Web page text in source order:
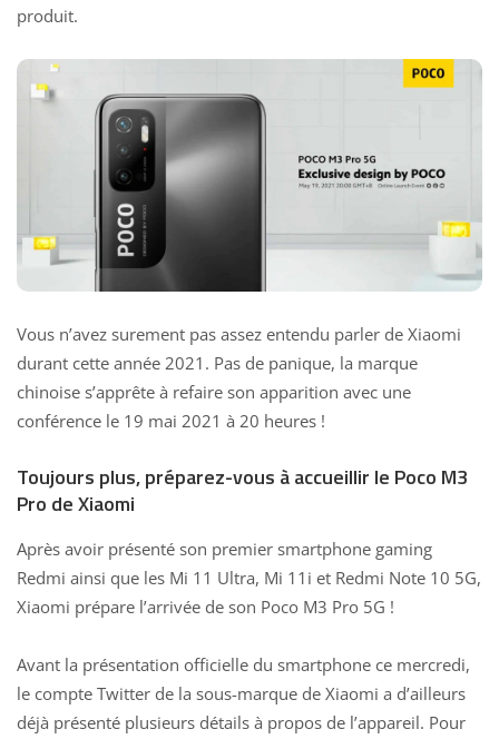
produit.
Vous n’avez surement pas assez entendu parler de Xiaomi
durant cette année 2021. Pas de panique, la marque
chinoise s’apprête à refaire son apparition avec une
conférence le 19 mai 2021 à 20 heures !
Toujours plus, préparez-vous à accueillir le Poco M3
Pro de Xiaomi
Après avoir présenté son premier smartphone gaming
Redmi ainsi que les Mi 11 Ultra, Mi 11i et Redmi Note 10 5G,
Xiaomi prépare l’arrivée de son Poco M3 Pro 5G !
Avant la présentation officielle du smartphone ce mercredi,
le compte Twitter de la sous-marque de Xiaomi a d’ailleurs
déjà présenté plusieurs détails à propos de l’appareil. Pour